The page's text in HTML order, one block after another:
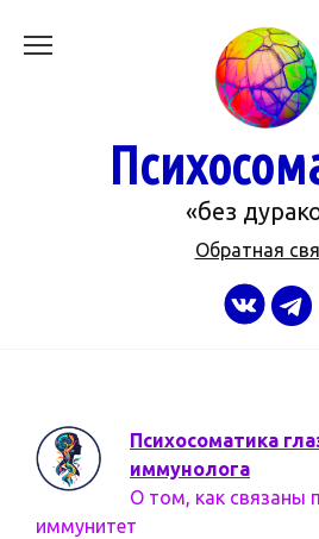
«без
Обратная
Психосоматика
иммунолога
О том, как связаны
иммунитет